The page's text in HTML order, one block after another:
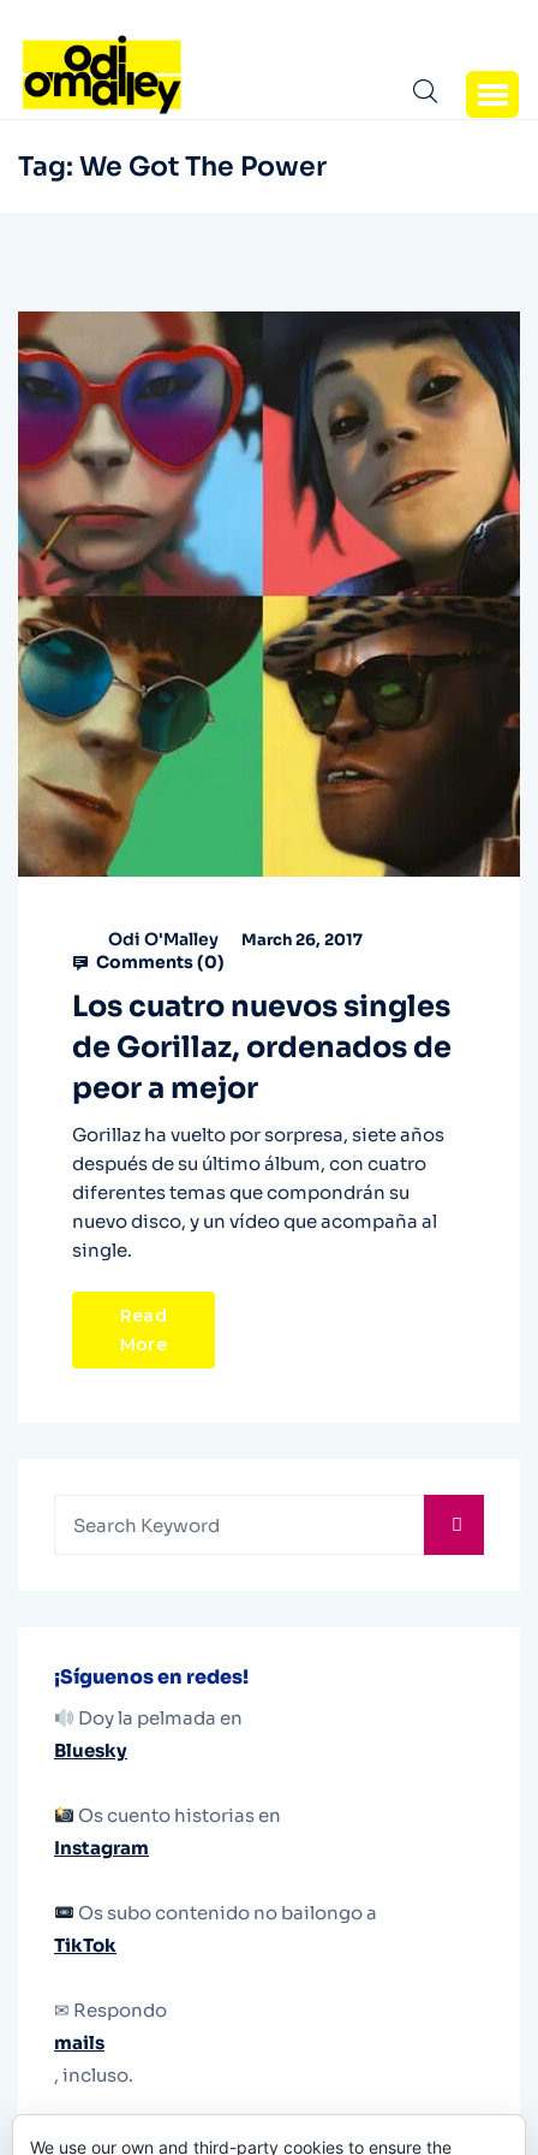
Tag: We Got The Power
Odi O'Malley March 26, 2017
Comments (0)
Los cuatro nuevos singles
de Gorillaz, ordenados de
peor a mejor
Gorillaz ha vuelto por sorpresa, siete años
después de su último álbum, con cuatro
diferentes temas que compondrán su
nuevo disco, y un vídeo que acompaña al
single.
Read
More
¡Síguenos en redes!
Doy la pelmada en
Bluesky
Os cuento historias en
Instagram
Os subo contenido no bailongo a
TikTok
✉ Respondo
mails
, incluso.
We use our own and third-party cookies to ensure the